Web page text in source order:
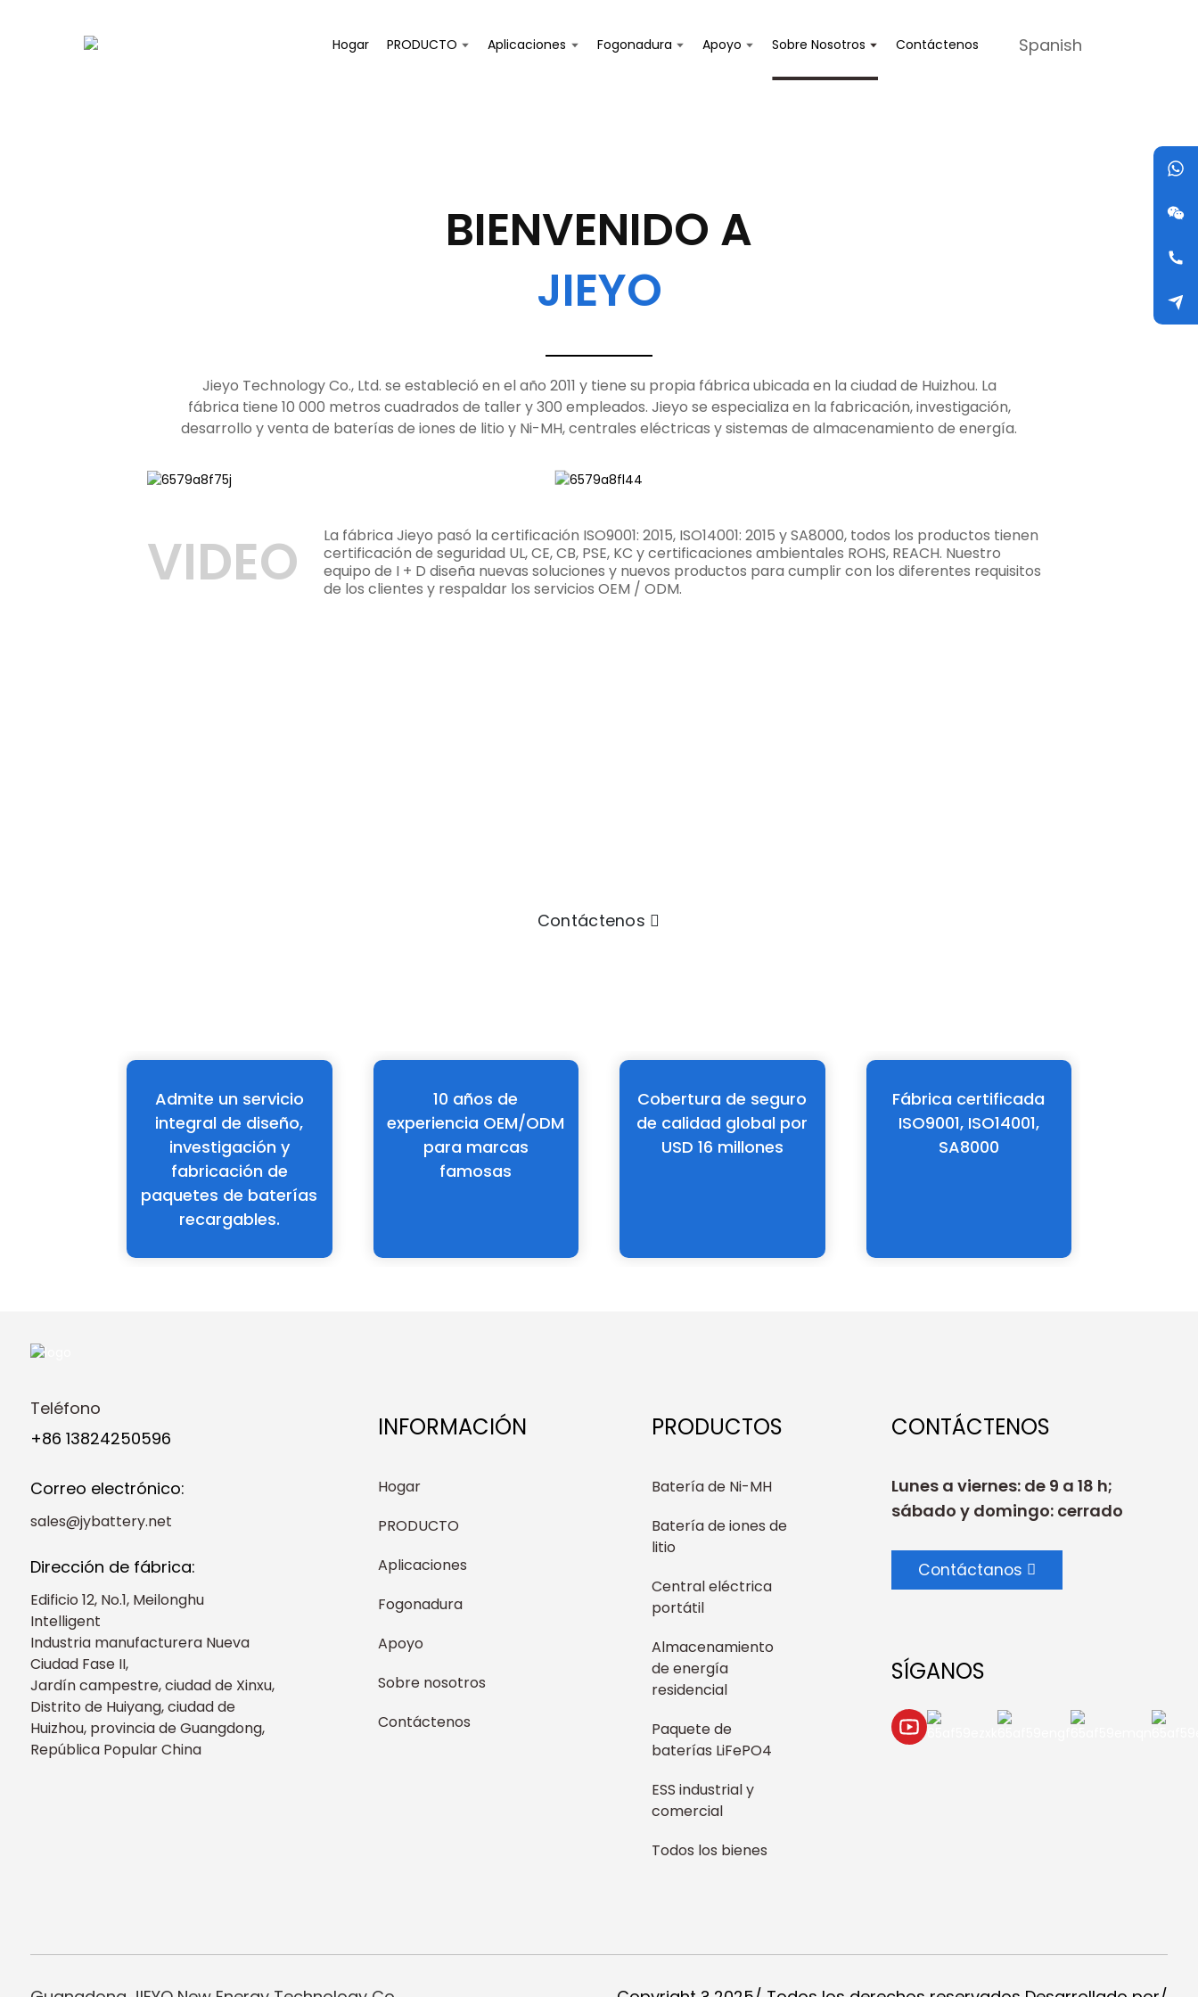
Hogar PRODUCTO Aplicaciones Fogonadura Apoyo Sobre Nosotros Contáctenos Spanish
BIENVENIDO A
JIEYO
Jieyo Technology Co., Ltd. se estableció en el año 2011 y tiene su propia fábrica ubicada en la ciudad de Huizhou. La
fábrica tiene 10 000 metros cuadrados de taller y 300 empleados. Jieyo se especializa en la fabricación, investigación,
desarrollo y venta de baterías de iones de litio y Ni-MH, centrales eléctricas y sistemas de almacenamiento de energía.
VIDEO
La fábrica Jieyo pasó la certificación ISO9001: 2015, ISO14001: 2015 y SA8000, todos los productos tienen
certificación de seguridad UL, CE, CB, PSE, KC y certificaciones ambientales ROHS, REACH. Nuestro
equipo de I + D diseña nuevas soluciones y nuevos productos para cumplir con los diferentes requisitos
de los clientes y respaldar los servicios OEM / ODM.
Contáctenos
Admite un servicio
integral de diseño,
investigación y
fabricación de
paquetes de baterías
recargables.
10 años de
experiencia OEM/ODM
para marcas
famosas
Cobertura de seguro
de calidad global por
USD 16 millones
Fábrica certificada
ISO9001, ISO14001,
SA8000
Teléfono
+86 13824250596
Correo electrónico:
sales@jybattery.net
Dirección de fábrica:
Edificio 12, No.1, Meilonghu
Intelligent
Industria manufacturera Nueva
Ciudad Fase II,
Jardín campestre, ciudad de Xinxu,
Distrito de Huiyang, ciudad de
Huizhou, provincia de Guangdong,
República Popular China
INFORMACIÓN
Hogar
PRODUCTO
Aplicaciones
Fogonadura
Apoyo
Sobre nosotros
Contáctenos
PRODUCTOS
Batería de Ni-MH
Batería de iones de
litio
Central eléctrica
portátil
Almacenamiento
de energía
residencial
Paquete de
baterías LiFePO4
ESS industrial y
comercial
Todos los bienes
CONTÁCTENOS
Lunes a viernes: de 9 a 18 h;
sábado y domingo: cerrado
Contáctanos
SÍGANOS